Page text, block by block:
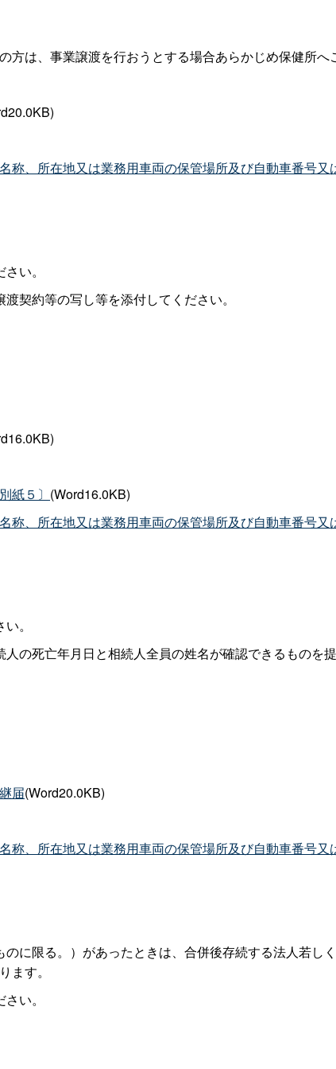
は、事業譲渡を行おうとする場合あらかじめ保健所へ
称、所在地又は業務用車両の保管場所及び自動車番号
い。
契約等の写し等を添付してください。
紙５〕 (Word16.0KB)
称、所在地又は業務用車両の保管場所及び自動車番号
。
の死亡年月日と相続人全員の姓名が確認できるものを
届(Word20.0KB)
称、所在地又は業務用車両の保管場所及び自動車番号
に限る。）があったときは、合併後存続する法人若し
ます。
い。